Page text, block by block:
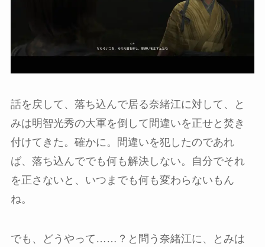
話を戻して、落ち込んで居る奈緒江に対して、と
みは明智光秀の大軍を倒して間違いを正せと焚き
付けてきた。確かに。間違いを犯したのであれ
ば、落ち込んででも何も解決しない。自分でそれ
を正さないと、いつまでも何も変わらないもん
ね。
でも、どうやって……？と問う奈緒江に、とみは